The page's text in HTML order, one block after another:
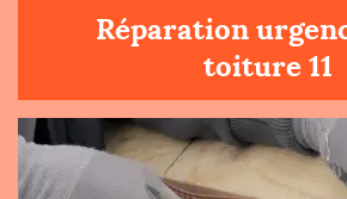
Réparation
toiture 11